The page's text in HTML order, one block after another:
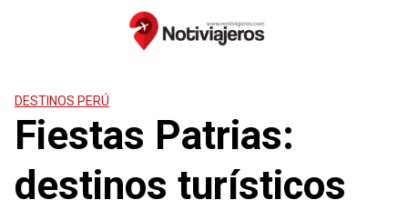
DESTINOS PERÚ
Fiestas Patrias:
destinos turísticos